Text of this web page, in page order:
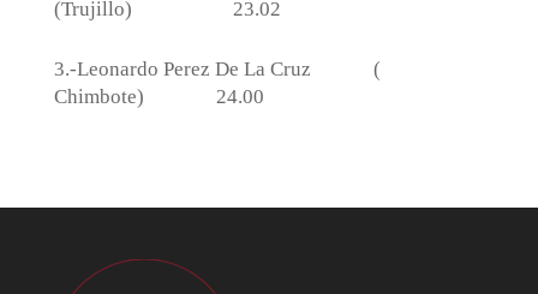
(Trujillo)
23.02
3.-Leonardo Perez De La Cruz
(
Chimbote)
24.00